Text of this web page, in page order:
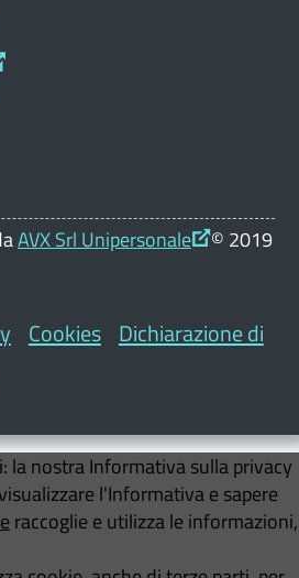
AVX Srl Unipersonale © 2019
Cookies Dichiarazione di
la nostra Informativa sulla privacy
l'Informativa e sapere
raccoglie e utilizza le informazioni,